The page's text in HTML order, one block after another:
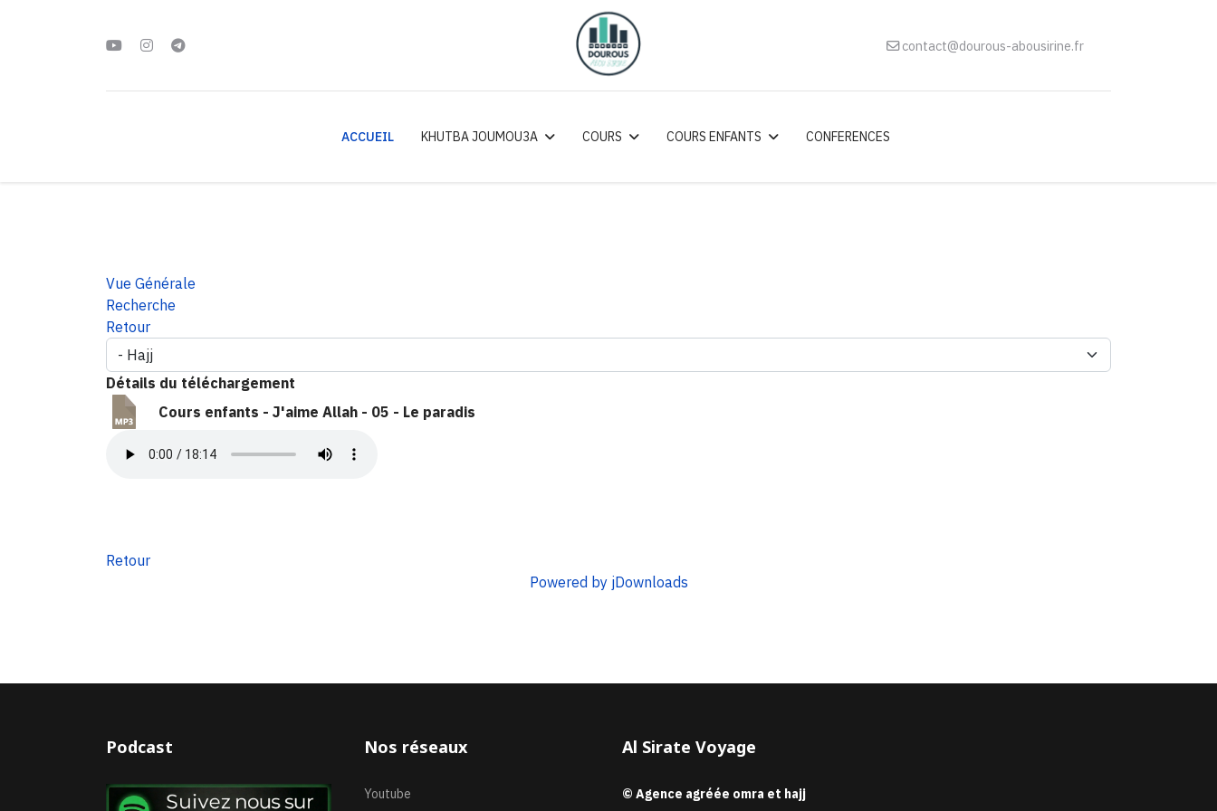
contact@dourous-abousirine.fr
ACCUEIL KHUTBA JOUMOU3A COURS COURS ENFANTS CONFERENCES
Vue Générale
Recherche
Retour
Détails du téléchargement
Cours enfants - J'aime Allah - 05 - Le paradis
Retour
Powered by jDownloads
Podcast Nos réseaux
Youtube
Al Sirate Voyage
© Agence agréée omra et hajj